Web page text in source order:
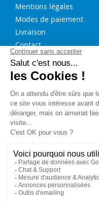
Mentions légales
Modes de paiement
Livraison
Contact
NOS SERVICES
FAQ
Blog
Aide au choix rayonnage
Service de montage
Besoin d'aide ?